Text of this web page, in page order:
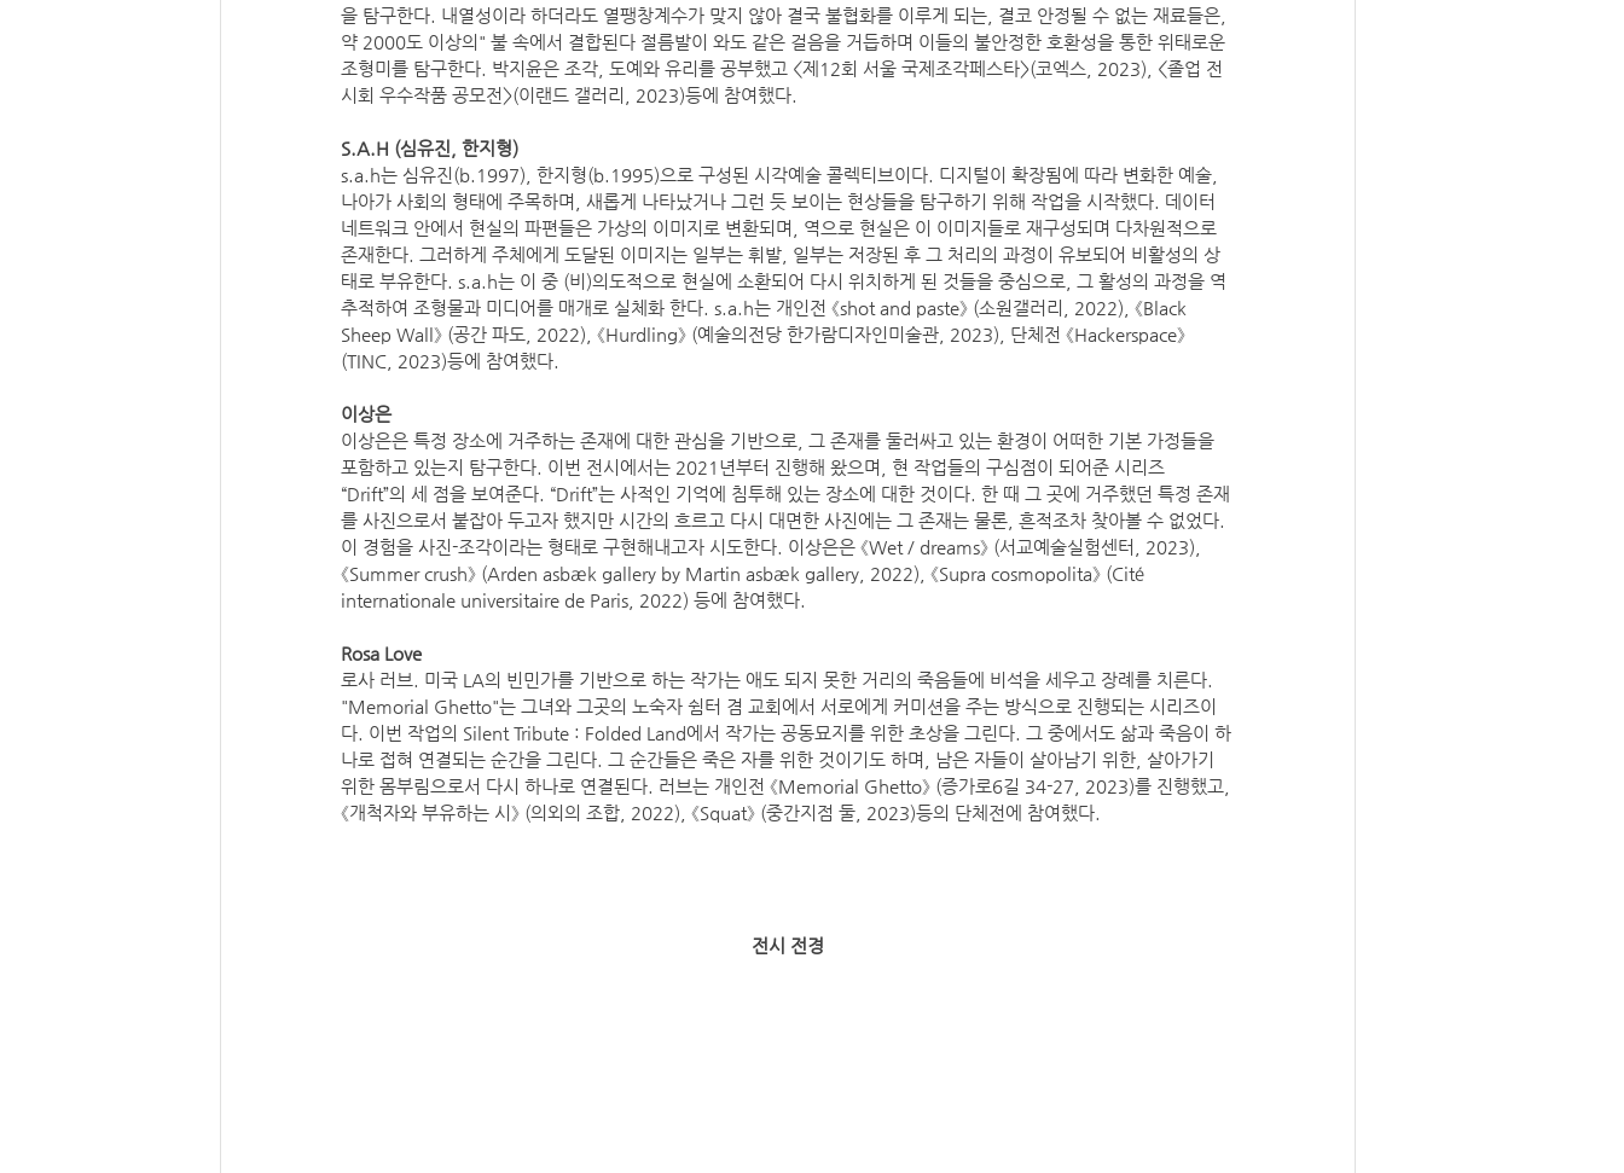
을 탐구한다. 내열성이라 하더라도 열팽창계수가 맞지 않아 결국 불협화를 이루게 되는, 결코 안정될 수 없는 재료들은,
약 2000도 이상의" 불 속에서 결합된다 절름발이 와도 같은 걸음을 거듭하며 이들의 불안정한 호환성을 통한 위태로운
조형미를 탐구한다. 박지윤은 조각, 도예와 유리를 공부했고 <제12회 서울 국제조각페스타>(코엑스, 2023), <졸업 전
시회 우수작품 공모전>(이랜드 갤러리, 2023)등에 참여했다.
S.A.H (심유진, 한지형)
s.a.h는 심유진(b.1997), 한지형(b.1995)으로 구성된 시각예술 콜렉티브이다. 디지털이 확장됨에 따라 변화한 예술,
나아가 사회의 형태에 주목하며, 새롭게 나타났거나 그런 듯 보이는 현상들을 탐구하기 위해 작업을 시작했다. 데이터
네트워크 안에서 현실의 파편들은 가상의 이미지로 변환되며, 역으로 현실은 이 이미지들로 재구성되며 다차원적으로
존재한다. 그러하게 주체에게 도달된 이미지는 일부는 휘발, 일부는 저장된 후 그 처리의 과정이 유보되어 비활성의 상
태로 부유한다. s.a.h는 이 중 (비)의도적으로 현실에 소환되어 다시 위치하게 된 것들을 중심으로, 그 활성의 과정을 역
추적하여 조형물과 미디어를 매개로 실체화 한다. s.a.h는 개인전 《shot and paste》 (소원갤러리, 2022), 《Black
Sheep Wall》 (공간 파도, 2022), 《Hurdling》 (예술의전당 한가람디자인미술관, 2023), 단체전 《Hackerspace》
(TINC, 2023)등에 참여했다.
이상은
이상은은 특정 장소에 거주하는 존재에 대한 관심을 기반으로, 그 존재를 둘러싸고 있는 환경이 어떠한 기본 가정들을
포함하고 있는지 탐구한다. 이번 전시에서는 2021년부터 진행해 왔으며, 현 작업들의 구심점이 되어준 시리즈
“Drift”의 세 점을 보여준다. “Drift”는 사적인 기억에 침투해 있는 장소에 대한 것이다. 한 때 그 곳에 거주했던 특정 존재
를 사진으로서 붙잡아 두고자 했지만 시간의 흐르고 다시 대면한 사진에는 그 존재는 물론, 흔적조차 찾아볼 수 없었다.
이 경험을 사진-조각이라는 형태로 구현해내고자 시도한다. 이상은은 《Wet / dreams》 (서교예술실험센터, 2023),
《Summer crush》 (Arden asbæk gallery by Martin asbæk gallery, 2022), 《Supra cosmopolita》 (Cité
internationale universitaire de Paris, 2022) 등에 참여했다.
Rosa Love
로사 러브. 미국 LA의 빈민가를 기반으로 하는 작가는 애도 되지 못한 거리의 죽음들에 비석을 세우고 장례를 치른다.
"Memorial Ghetto"는 그녀와 그곳의 노숙자 쉼터 겸 교회에서 서로에게 커미션을 주는 방식으로 진행되는 시리즈이
다. 이번 작업의 Silent Tribute : Folded Land에서 작가는 공동묘지를 위한 초상을 그린다. 그 중에서도 삶과 죽음이 하
나로 접혀 연결되는 순간을 그린다. 그 순간들은 죽은 자를 위한 것이기도 하며, 남은 자들이 살아남기 위한, 살아가기
위한 몸부림으로서 다시 하나로 연결된다. 러브는 개인전 《Memorial Ghetto》 (증가로6길 34-27, 2023)를 진행했고,
《개척자와 부유하는 시》 (의외의 조합, 2022), 《Squat》 (중간지점 둘, 2023)등의 단체전에 참여했다.
전시 전경